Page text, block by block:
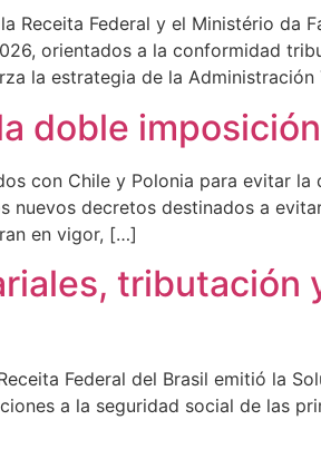
Receita Federal y el Ministério da
orientados a la conformidad
la estrategia de la
doble
con Chile y Polonia para evitar
nuevos decretos destinados a
en vigor, […]
tributación
Federal del Brasil emitió la
a la seguridad social de las